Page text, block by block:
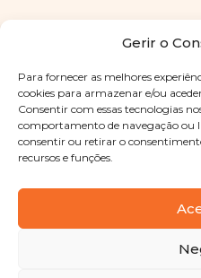
Gerir o
Para fornecer as melhores
cookies para armazenar e/ou
Consentir com essas tecnologias
comportamento de navegação ou
consentir ou retirar o
recursos e funções.
Copyright © 2025 Sabores
reservadosPolítica de
Designed byShift Your